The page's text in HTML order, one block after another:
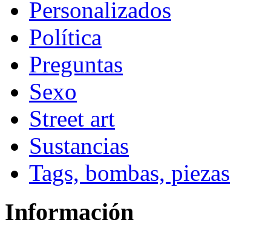
Personalizados
Política
Preguntas
Sexo
Street art
Sustancias
Tags, bombas, piezas
Información